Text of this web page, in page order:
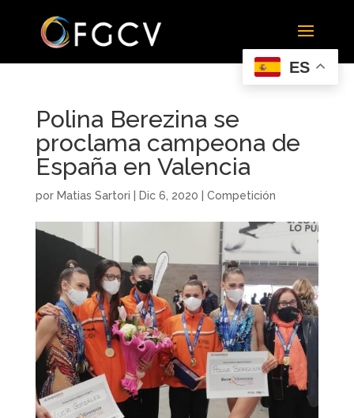
Polina Berezina se
proclama campeona de
España en Valencia
por Matias Sartori Dic 6, 2020 Competición
ES